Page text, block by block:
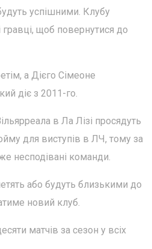
успішними. Клубу
гравці, щоб повернутися до
а Дієго Сімеоне
діє з 2011-го.
в Ла Лізі просядуть
для виступів в ЛЧ, тому за
несподівані команди.
або будуть близькими до
новий клуб.
матчів за сезон у всіх